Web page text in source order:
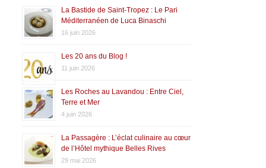
La Bastide de Saint-Tropez : Le Pari
Méditerranéen de Luca Binaschi
16 juin 2026
Les 20 ans du Blog !
11 juin 2026
Les Roches au Lavandou : Entre Ciel,
Terre et Mer
4 juin 2026
La Passagère : L’éclat culinaire au cœur
de l’Hôtel mythique Belles Rives
29 mai 2026